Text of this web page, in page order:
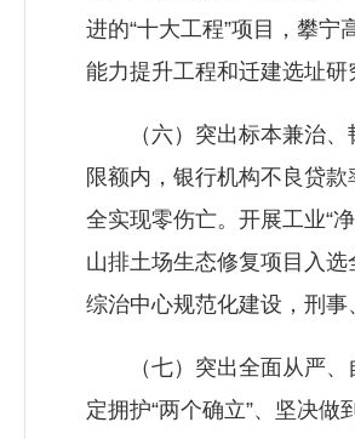
进的“十大工程”项目，攀
能力提升工程和迁建选址研
（六）突出标本兼治、韧
限额内，银行机构不良贷
全实现零伤亡。开展工业“
山排土场生态修复项目入
综治中心规范化建设，刑
（七）突出全面从严、自
定拥护“两个确立”、坚决